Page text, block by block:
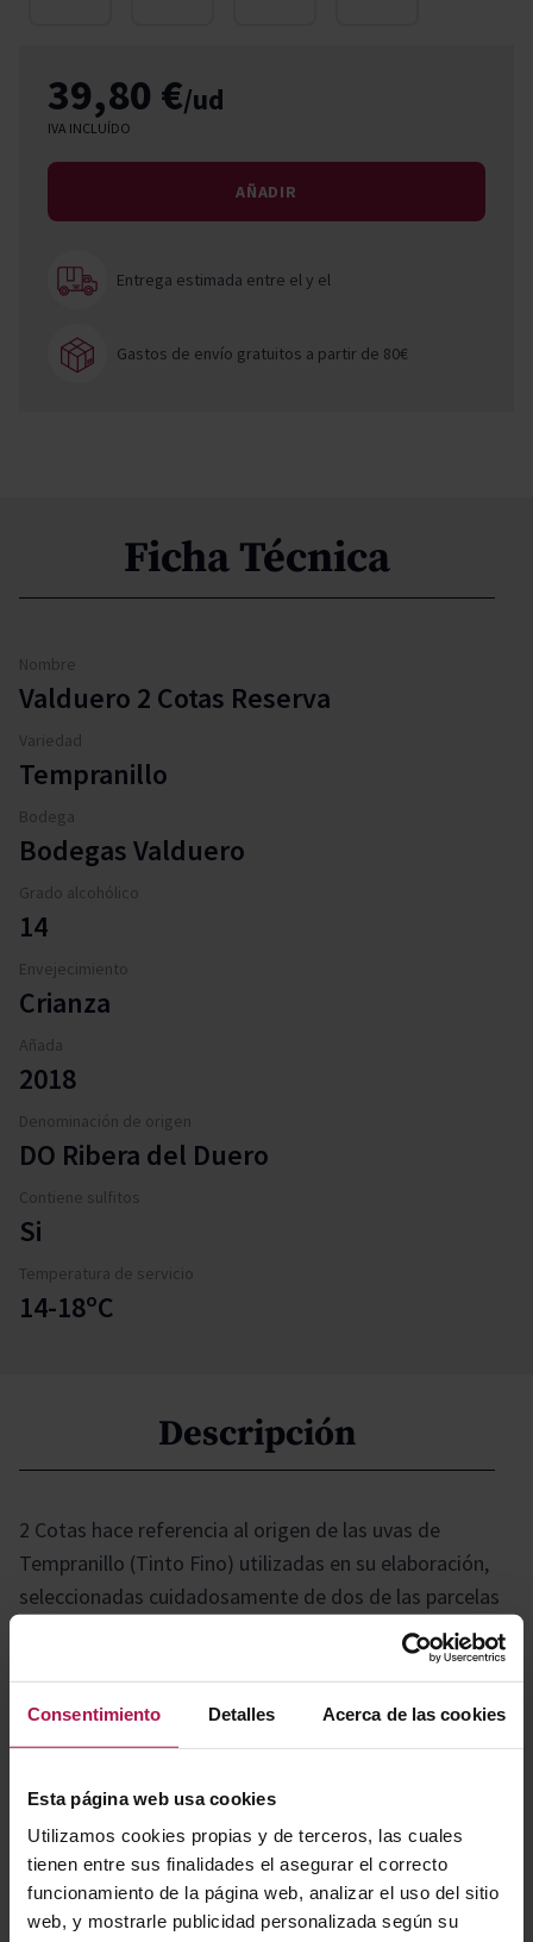
Consentimiento Detalles Acerca de las cookies
Esta página web usa cookies
Utilizamos cookies propias y de terceros, las cuales
tienen entre sus finalidades el asegurar el correcto
funcionamiento de la página web, analizar el uso del sitio
web, y mostrarle publicidad personalizada según su
39,80 €/ud
IVA INCLUÍDO
AÑADIR
Entrega estimada entre ely el
Gastos de envío gratuitos a partir de 80€
Ficha Técnica
Nombre
Valduero 2 Cotas Reserva
Variedad
Tempranillo
Bodega
Bodegas Valduero
Grado alcohólico
14
Envejecimiento
Crianza
Añada
2018
Denominación de origen
DO Ribera del Duero
Contiene sulfitos
Si
Temperatura de servicio
14-18ºC
Descripción
2 Cotas hace referencia al origen de las uvas de
Tempranillo (Tinto Fino) utilizadas en su elaboración,
seleccionadas cuidadosamente de dos de las parcelas
más altas de la Ribera del Duero. La altitud de estos
viñedos aporta complejidad, elegancia, cuerpo y
prolongada crianza en barrica y botella.
Gastronomía
Ideal para acompañar carnes de caza, lechazo y quesos